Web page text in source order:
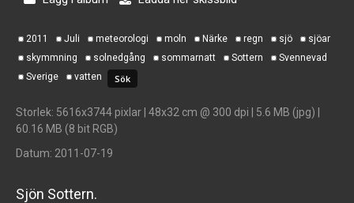
2011 Juli meteorologi moln Närke regn sjö
sjöar
skymmning
solnedgång sommarnatt Sottern
Svennevad
Sverige
vatten
Storlek: 5616x3744 pixlar | 48x32 cm @ 300 dpi | 5.6 MB (jpg) |
60.16 MB (8 bit RGB)
Datum: 2011-07-19
Sjön Sottern.